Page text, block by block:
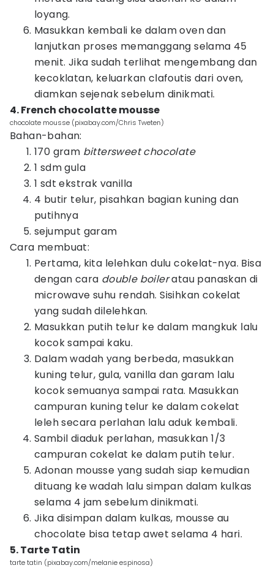
loyang.
Masukkan kembali ke dalam oven dan
lanjutkan proses memanggang selama 45
menit. Jika sudah terlihat mengembang dan
kecoklatan, keluarkan clafoutis dari oven,
diamkan sejenak sebelum dinikmati.
4. French chocolatte mousse
chocolate mousse (pixabay.com/Chris Tweten)
Bahan-bahan:
170 gram bittersweet chocolate
1 sdm gula
1 sdt ekstrak vanilla
4 butir telur, pisahkan bagian kuning dan
putihnya
sejumput garam
Cara membuat:
Pertama, kita lelehkan dulu cokelat-nya. Bisa
dengan cara double boileratau panaskan di
microwave suhu rendah. Sisihkan cokelat
yang sudah dilelehkan.
Masukkan putih telur ke dalam mangkuk lalu
kocok sampai kaku.
Dalam wadah yang berbeda, masukkan
kuning telur, gula, vanilla dan garam lalu
kocok semuanya sampai rata. Masukkan
campuran kuning telur ke dalam cokelat
leleh secara perlahan lalu aduk kembali.
Sambil diaduk perlahan, masukkan 1/3
campuran cokelat ke dalam putih telur.
Adonan mousse yang sudah siap kemudian
dituang ke wadah lalu simpan dalam kulkas
selama 4 jam sebelum dinikmati.
Jika disimpan dalam kulkas, mousse au
chocolate bisa tetap awet selama 4 hari.
5. Tarte Tatin
tarte tatin (pixabay.com/melanie espinosa)